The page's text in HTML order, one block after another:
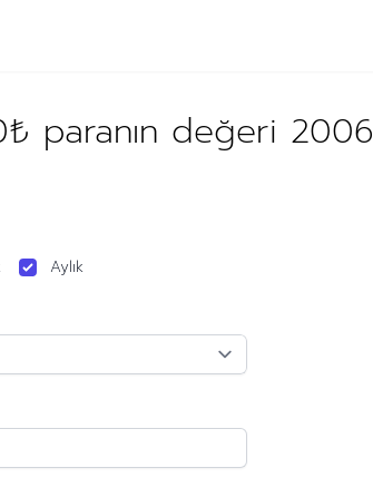
paranın değeri 2006
Aylık